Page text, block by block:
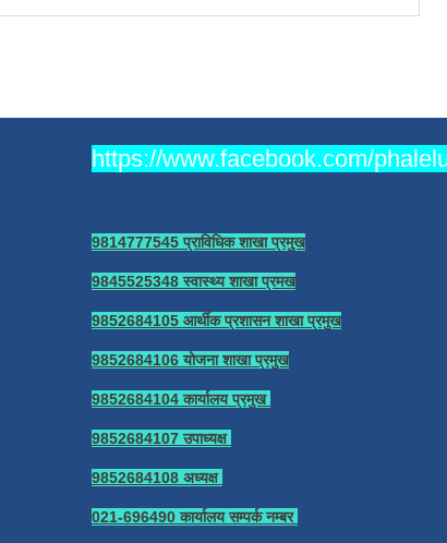
https://www.facebook.com/
9814777545 प्राविधिक शाखा प्रमुख
9845525348 स्वास्थ्य शाखा प्रमख
9852684105 आर्थीक प्रशासन शाखा प्रमुख
9852684106 योजना शाखा प्रमुख
9852684104 कार्यालय प्रमुख
9852684107 उपाध्यक्ष
9852684108 अध्यक्ष
021-696490 कार्यालय सम्पर्क नम्बर